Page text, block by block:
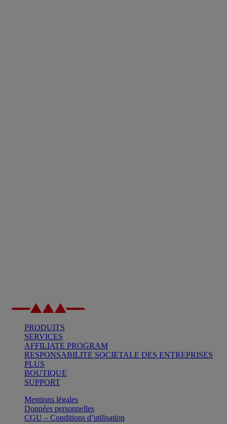
PRODUITS
SERVICES
AFFILIATE PROGRAM
RESPONSABILITE SOCIETALE DES ENTREPRISES
PLUS
BOUTIQUE
SUPPORT
Mentions légales
Données personnelles
CGU – Conditions d’utilisation